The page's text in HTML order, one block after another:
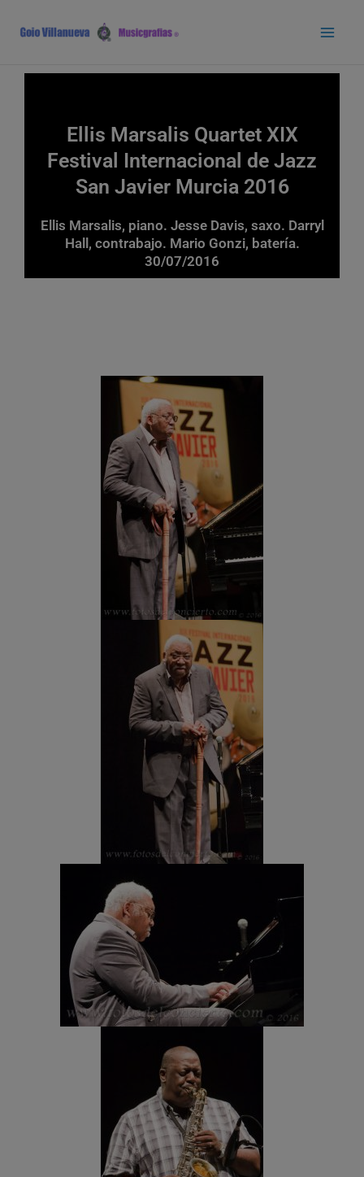
contenido
Ellis Marsalis Quartet XIX
Festival Internacional de Jazz
San Javier Murcia 2016
Ellis Marsalis, piano. Jesse Davis, saxo. Darryl
Hall, contrabajo. Mario Gonzi, batería.
30/07/2016